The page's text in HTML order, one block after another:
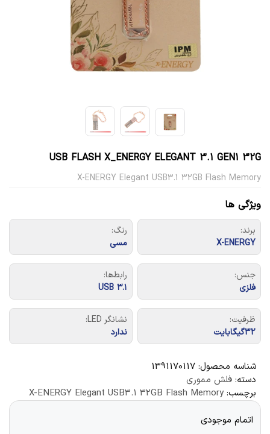
USB FLASH X_ENERGY ELEGANT 3.1 GEN1 32G
X-ENERGY Elegant USB3.1 32GB Flash Memory
ویژگی ها
برند:
X-ENERGY
رنگ:
مسی
جنس:
فلزی
رابط‌ها:
USB ۳.۱
ظرفیت:
32گیگابایت
نشانگر LED:
ندارد
شناسه محصول: 1391170117
دسته: فلش مموری
برچسب:X-ENERGY Elegant USB3.1 32GB Flash Memory
اتمام موجودی